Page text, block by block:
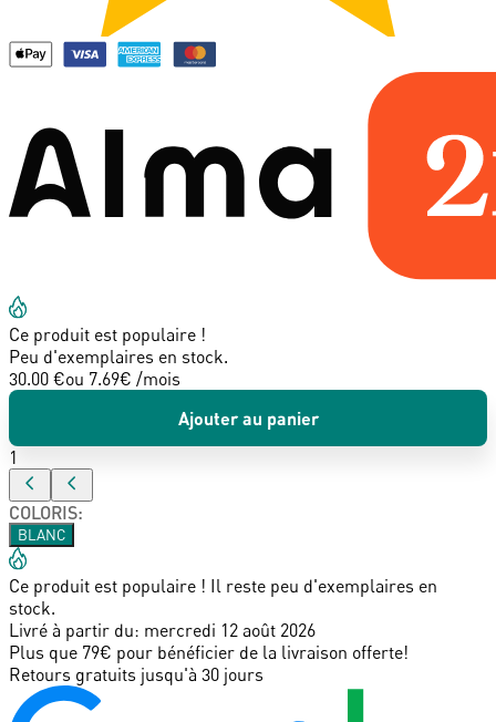
Ce produit est populaire !
Peu d'exemplaires en stock.
30.00 €ou 7.69€ /mois
Ajouter au panier
1
COLORIS:
BLANC
Ce produit est populaire ! Il reste peu d'exemplaires en
stock.
Livré à partir du: mercredi 12 août 2026
Plus que 79€ pour bénéficier de la livraison offerte!
Retours gratuits jusqu'à 30 jours